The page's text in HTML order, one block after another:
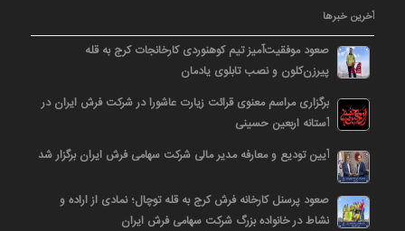
آخرین خبرها
صعود موفقیت‌آمیز تیم کوهنوردی کارخانجات کرج به قله
پیرزن‌کلون و نصب تابلوی یادمان
برگزاری مراسم معنوی قرائت زیارت عاشورا در شرکت فرش ایران در
آستانه اربعین حسینی
آیین تودیع و معارفه مدیر مالی شرکت سهامی فرش ایران برگزار شد
صعود پرسنل کارخانه فرش کرج به قله توچال؛ نمادی از اراده و
نشاط در خانواده بزرگ شرکت سهامی فرش ایران